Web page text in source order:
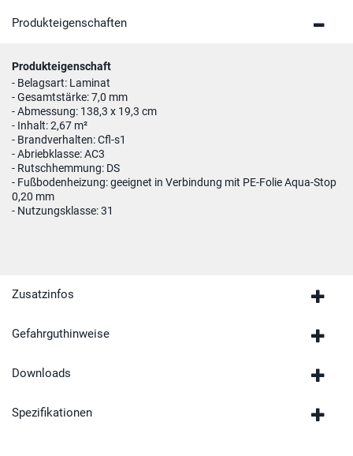
Produkteigenschaften
Produkteigenschaft
- Belagsart: Laminat
- Gesamtstärke: 7,0 mm
- Abmessung: 138,3 x 19,3 cm
- Inhalt: 2,67 m²
- Brandverhalten: Cfl-s1
- Abriebklasse: AC3
- Rutschhemmung: DS
- Fußbodenheizung: geeignet in Verbindung mit PE-Folie Aqua-Stop
0,20 mm
- Nutzungsklasse: 31
Zusatzinfos
Gefahrguthinweise
Downloads
Spezifikationen